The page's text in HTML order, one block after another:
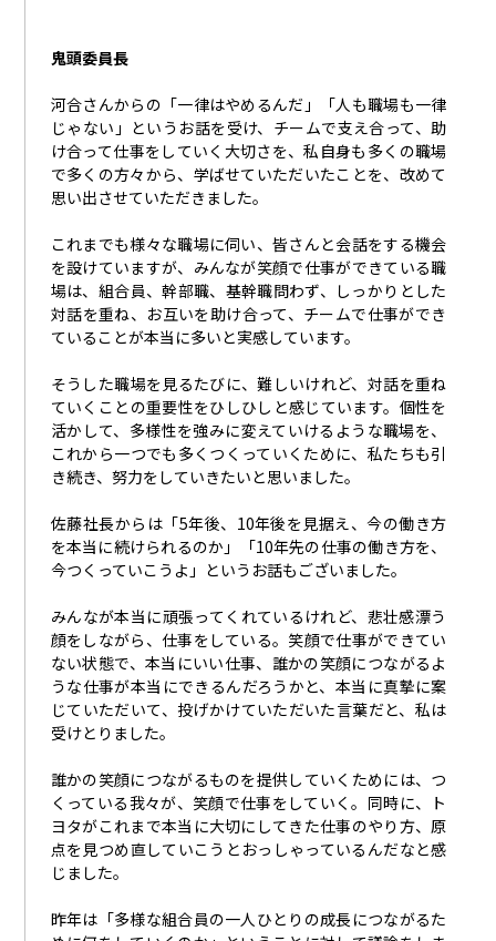
鬼頭委員長
河合さんからの「一律はやめるんだ」「人も職場も一律
じゃない」というお話を受け、チームで支え合って、助
け合って仕事をしていく大切さを、私自身も多くの職場
で多くの方々から、学ばせていただいたことを、改めて
思い出させていただきました。
これまでも様々な職場に伺い、皆さんと会話をする機会
を設けていますが、みんなが笑顔で仕事ができている職
場は、組合員、幹部職、基幹職問わず、しっかりとした
対話を重ね、お互いを助け合って、チームで仕事ができ
ていることが本当に多いと実感しています。
そうした職場を見るたびに、難しいけれど、対話を重ね
ていくことの重要性をひしひしと感じています。個性を
活かして、多様性を強みに変えていけるような職場を、
これから一つでも多くつくっていくために、私たちも引
き続き、努力をしていきたいと思いました。
佐藤社長からは「5年後、10年後を見据え、今の働き方
を本当に続けられるのか」「10年先の仕事の働き方を、
今つくっていこうよ」というお話もございました。
みんなが本当に頑張ってくれているけれど、悲壮感漂う
顔をしながら、仕事をしている。笑顔で仕事ができてい
ない状態で、本当にいい仕事、誰かの笑顔につながるよ
うな仕事が本当にできるんだろうかと、本当に真摯に案
じていただいて、投げかけていただいた言葉だと、私は
受けとりました。
誰かの笑顔につながるものを提供していくためには、つ
くっている我々が、笑顔で仕事を していく。同時に、
ト
ヨタがこれまで本当に大切にしてきた仕事のやり方、原
点を見つめ直していこうとおっしゃっているんだなと感
じました。
昨年は「多様な組合員の一人ひとりの成長につながるた